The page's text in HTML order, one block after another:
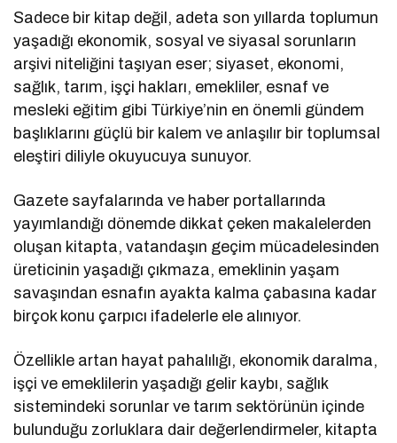
Sadece bir kitap değil, adeta son yıllarda toplumun
yaşadığı ekonomik, sosyal ve siyasal sorunların
arşivi niteliğini taşıyan eser; siyaset, ekonomi,
sağlık, tarım, işçi hakları, emekliler, esnaf ve
mesleki eğitim gibi Türkiye’nin en önemli gündem
başlıklarını güçlü bir kalem ve anlaşılır bir toplumsal
eleştiri diliyle okuyucuya sunuyor.
Gazete sayfalarında ve haber portallarında
yayımlandığı dönemde dikkat çeken makalelerden
oluşan kitapta, vatandaşın geçim mücadelesinden
üreticinin yaşadığı çıkmaza, emeklinin yaşam
savaşından esnafın ayakta kalma çabasına kadar
birçok konu çarpıcı ifadelerle ele alınıyor.
Özellikle artan hayat pahalılığı, ekonomik daralma,
işçi ve emeklilerin yaşadığı gelir kaybı, sağlık
sistemindeki sorunlar ve tarım sektörünün içinde
bulunduğu zorluklara dair değerlendirmeler, kitapta